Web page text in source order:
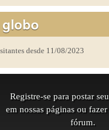
desde 11/08/2023
Registre-se para postar seu
em nossas páginas ou fazer
fórum.